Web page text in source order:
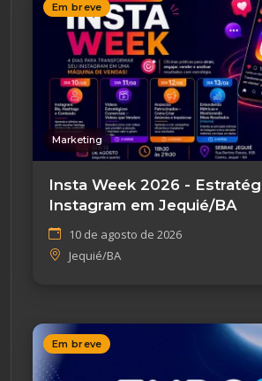
Em breve
Marketing
Insta Week 2026 -
Instagram em Jequié/BA
10 de agosto de 2026
Jequié/BA
Em breve